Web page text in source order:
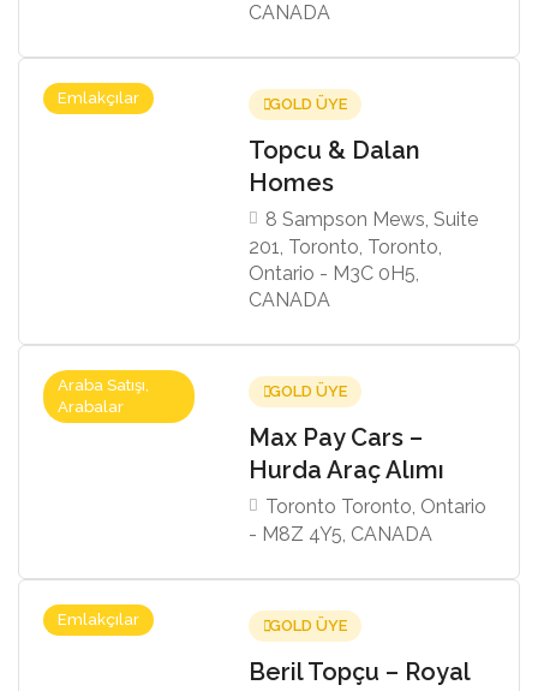
CANADA
Emlakçılar GOLD ÜYE
Topcu & Dalan
Homes
8 Sampson Mews, Suite
201, Toronto, Toronto,
Ontario - M3C 0H5,
CANADA
Araba Satışı,
Arabalar
GOLD ÜYE
Max Pay Cars –
Hurda Araç Alımı
Toronto Toronto, Ontario
- M8Z 4Y5, CANADA
Emlakçılar GOLD ÜYE
Beril Topçu – Royal